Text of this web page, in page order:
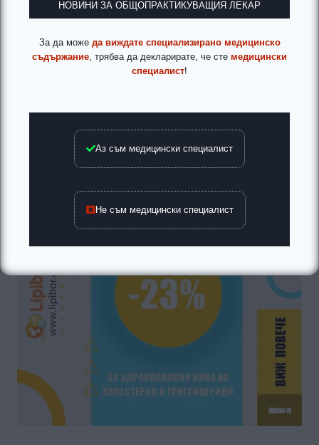
НОВИНИ ЗА ОБЩОПРАКТИКУВАЩИЯ ЛЕКАР
За да може да виждате специализирано медицинско
съдържание , трябва да декларирате, че сте медицински
специалист!
Аз съм медицински специалист
Не съм медицински специалист